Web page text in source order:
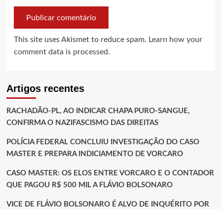
This site uses Akismet to reduce spam. Learn how your
comment data is processed.
Artigos recentes
RACHADÃO-PL, AO INDICAR CHAPA PURO-SANGUE,
CONFIRMA O NAZIFASCISMO DAS DIREITAS
POLÍCIA FEDERAL CONCLUIU INVESTIGAÇÃO DO CASO
MASTER E PREPARA INDICIAMENTO DE VORCARO
CASO MASTER: OS ELOS ENTRE VORCARO E O CONTADOR
QUE PAGOU R$ 500 MIL A FLÁVIO BOLSONARO
VICE DE FLÁVIO BOLSONARO É ALVO DE INQUÉRITO POR